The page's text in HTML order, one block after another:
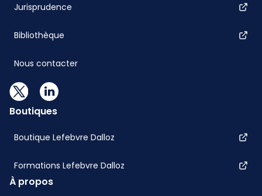
Jurisprudence
Bibliothèque
Nous contacter
Boutiques
Boutique Lefebvre Dalloz
Formations Lefebvre Dalloz
À propos